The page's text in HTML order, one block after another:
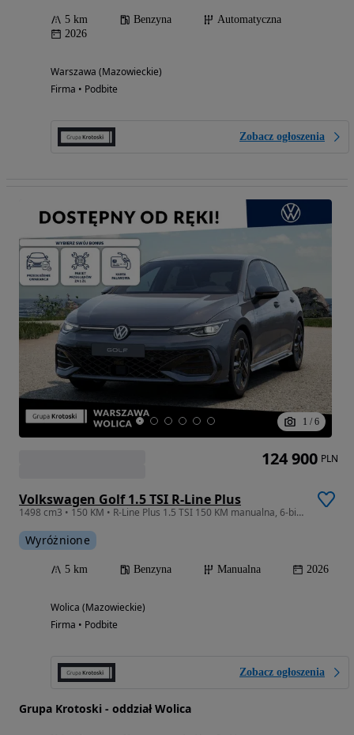
5 km Benzyna
Automatyczna
2026
Warszawa (Mazowieckie)
Firma • Podbite
Zobacz ogłoszenia
1 / 6
Volkswagen Golf 1.5 TSI R-Line Plus
1498 cm3 • 150 KM • R-Line Plus 1.5 TSI 150 KM manualna, 6-biegowa Dostępny Od Ręki!
Wyróżnione
5 km Benzyna Manualna 2026
Wolica (Mazowieckie)
Firma • Podbite
Zobacz ogłoszenia
Grupa Krotoski - oddział Wolica
124 900 PLN